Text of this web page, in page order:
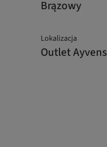
Brązowy
Lokalizacja
Outlet Ayvens